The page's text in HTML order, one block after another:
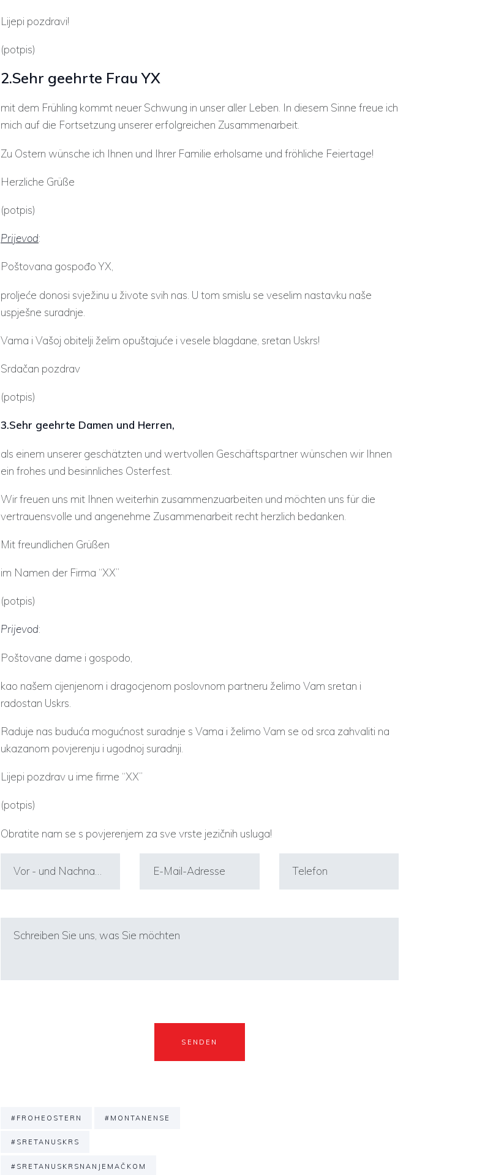
Lijepi pozdravi!
(potpis)
2.Sehr geehrte Frau YX
mit dem Frühling kommt neuer Schwung in unser aller Leben. In diesem Sinne freue ich
mich auf die Fortsetzung unserer erfolgreichen Zusammenarbeit.
Zu Ostern wünsche ich Ihnen und Ihrer Familie erholsame und fröhliche Feiertage!
Herzliche Grüße
(potpis)
Prijevod:
Poštovana gospođo YX,
proljeće donosi svježinu u živote svih nas. U tom smislu se veselim nastavku naše
uspješne suradnje.
Vama i Vašoj obitelji želim opuštajuće i vesele blagdane, sretan Uskrs!
Srdačan pozdrav
(potpis)
3.Sehr geehrte Damen und Herren,
als einem unserer geschätzten und wertvollen Geschäftspartner wünschen wir Ihnen
ein frohes und besinnliches Osterfest.
Wir freuen uns mit Ihnen weiterhin zusammenzuarbeiten und möchten uns für die
vertrauensvolle und angenehme Zusammenarbeit recht herzlich bedanken.
Mit freundlichen Grüßen
im Namen der Firma “XX”
(potpis)
Prijevod:
Poštovane dame i gospodo,
kao našem cijenjenom i dragocjenom poslovnom partneru želimo Vam sretan i
radostan Uskrs.
Raduje nas buduća mogućnost suradnje s Vama i želimo Vam se od srca zahvaliti na
ukazanom povjerenju i ugodnoj suradnji.
Lijepi pozdrav u ime firme “XX”
(potpis)
Obratite nam se s povjerenjem za sve vrste jezičnih usluga!
#FROHEOSTERN #MONTANENSE
#SRETANUSKRS
#SRETANUSKRSNANJEMAČKOM